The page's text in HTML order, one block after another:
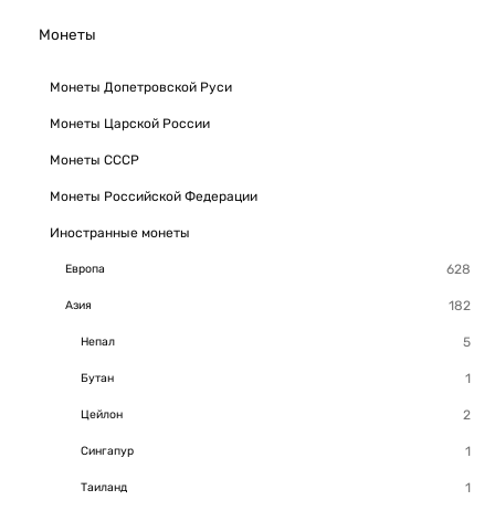
Монеты
Монеты Допетровской Руси
Монеты Царской России
Монеты СССР
Монеты Российской Федерации
Иностранные монеты
Европа
Азия
Непал
Бутан
Цейлон
Сингапур
Таиланд